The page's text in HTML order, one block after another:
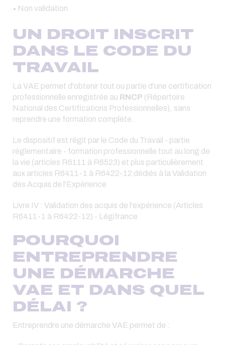
Non validation
UN DROIT INSCRIT
DANS LE CODE DU
TRAVAIL
La VAE permet d'obtenir tout ou partie d'une certification
professionnelle enregistrée au RNCP (Répertoire
National des Certifications Professionnelles), sans
reprendre une formation complète.
Le dispositif est régit par le Code du Travail - partie
réglementaire - formation professionnelle tout au long de
la vie (articles R6111 à R6523) et plus particulièrement
aux articles R6411-1 à R6422-12 dédiés à la Validation
des Acquis de l'Expérience
Livre IV : Validation des acquis de l'expérience (Articles
R6411-1 à R6422-12) - Légifrance
POURQUOI
ENTREPRENDRE
UNE DÉMARCHE
VAE ET DANS QUEL
DÉLAI ?
Entreprendre une démarche VAE permet de :